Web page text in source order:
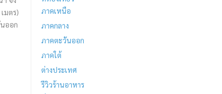
มตร)
ออก
ภาคเหนือ
ภาคกลาง
ภาคตะวันออก
ภาคใต้
ต่างประเทศ
รีวิวร้านอาหาร